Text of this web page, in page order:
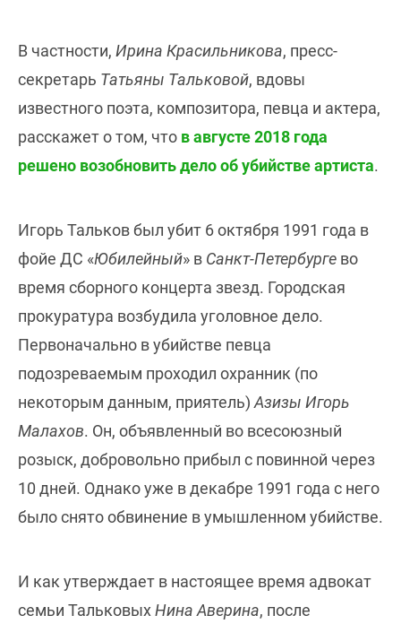
В частности, Ирина Красильникова, пресс-
секретарь Татьяны Тальковой, вдовы
известного поэта, композитора, певца и актера,
расскажет о том, что в августе 2018 года
решено возобновить дело об убийстве артиста.
Игорь Тальков был убит 6 октября 1991 года в
фойе ДС «Юбилейный» в Санкт-Петербурге во
время сборного концерта звезд. Городская
прокуратура возбудила уголовное дело.
Первоначально в убийстве певца
подозреваемым проходил охранник (по
некоторым данным, приятель)Азизы Игорь
Малахов. Он, объявленный во всесоюзный
розыск, добровольно прибыл с повинной через
10 дней. Однако уже в декабре 1991 года с него
было снято обвинение в умышленном убийстве.
И как утверждает в настоящее время адвокат
семьи ТальковыхНина Аверина, после